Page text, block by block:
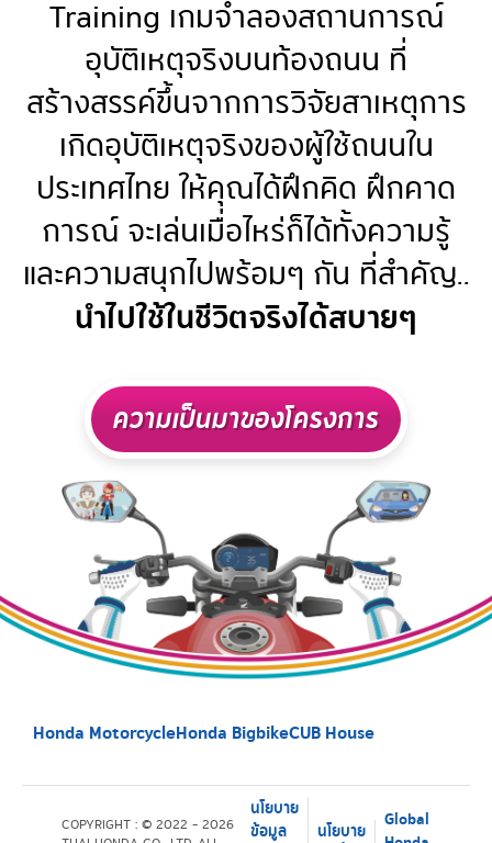
Training เกมจำลองสถานการณ์
อุบัติเหตุจริงบนท้องถนน ที่
สร้างสรรค์ขึ้นจากการวิจัยสาเหตุการ
เกิดอุบัติเหตุจริงของผู้ใช้ถนนใน
ประเทศไทย ให้คุณได้ฝึกคิด ฝึกคาด
การณ์ จะเล่นเมื่อไหร่ก็ได้ทั้งความรู้
และความสนุกไปพร้อมๆ กัน ที่สำคัญ..
นำไปใช้ในชีวิตจริงได้สบายๆ
ความเป็นมาของโครงการ
Honda MotorcycleHonda BigbikeCUB House
COPYRIGHT : © 2022 - 2026
นโยบาย
ข้อมูล
นโยบาย
Global